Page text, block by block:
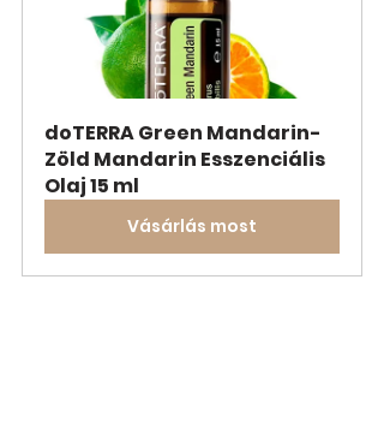
doTERRA Green Mandarin-
Zöld Mandarin Esszenciális
Olaj 15 ml
Vásárlás most